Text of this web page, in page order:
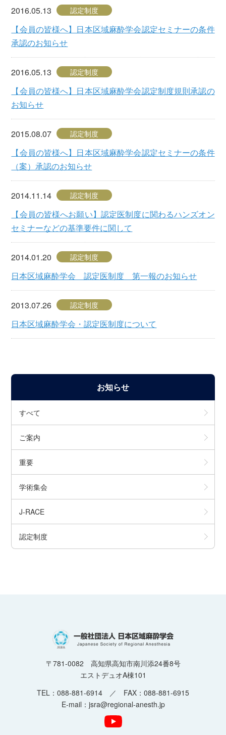
お知らせ
すべて
ご案内
重要
学術集会
J-RACE
認定制度
2016.05.13 認定制度
【会員の皆様へ】日本区域麻酔学会認定セミナーの条件
承認のお知らせ
2016.05.13 認定制度
【会員の皆様へ】日本区域麻酔学会認定制度規則承認の
お知らせ
2015.08.07 認定制度
【会員の皆様へ】日本区域麻酔学会認定セミナーの条件
（案）承認のお知らせ
2014.11.14 認定制度
【会員の皆様へお願い】認定医制度に関わるハンズオン
セミナーなどの基準要件に関して
2014.01.20 認定制度
日本区域麻酔学会 認定医制度 第一報のお知らせ
2013.07.26 認定制度
日本区域麻酔学会・認定医制度について
〒781-0082 高知県高知市南川添24番8号
エストデュオA棟101
TEL：088-881-6914 ／ FAX：088-881-6915
E-mail：jsra@regional-anesth.jp